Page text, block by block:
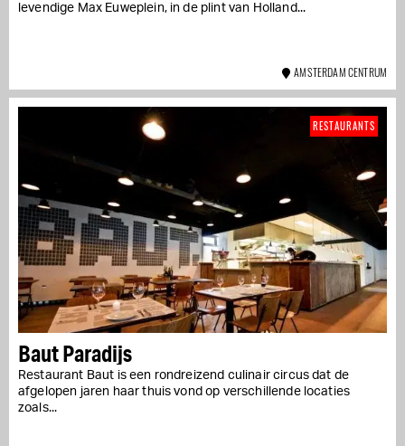
levendige Max Euweplein, in de plint van Holland...
AMSTERDAM CENTRUM
Baut Paradijs
Restaurant Baut is een rondreizend culinair circus dat de
afgelopen jaren haar thuis vond op verschillende locaties
zoals...
RESTAURANTS